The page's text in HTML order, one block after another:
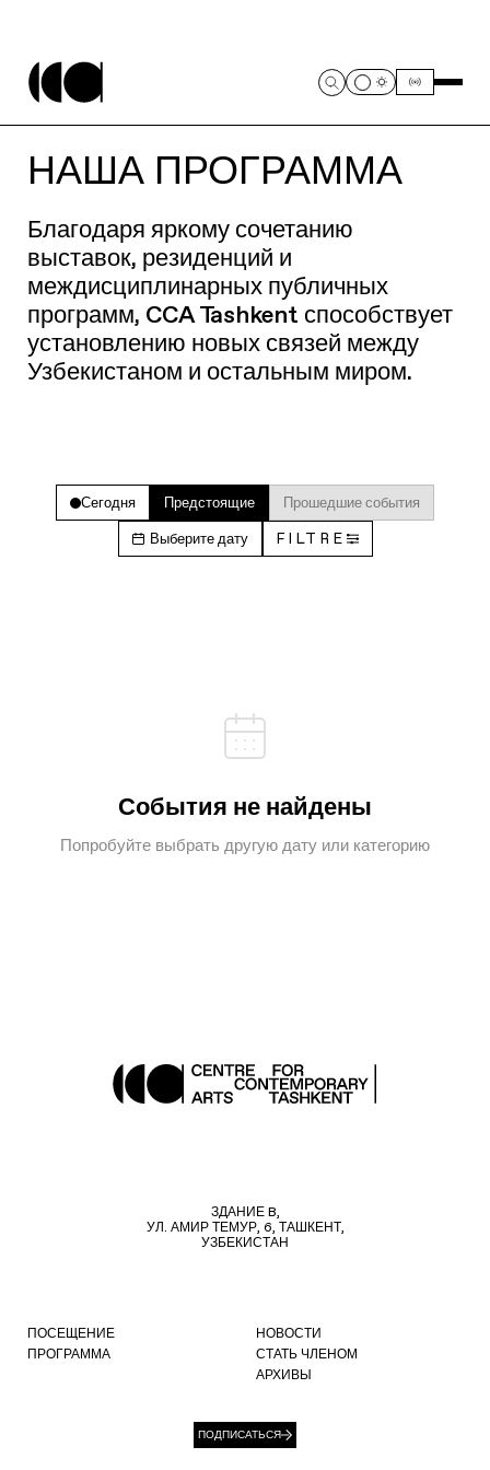
НАША ПРОГРАММА
Благодаря яркому сочетанию
выставок, резиденций и
междисциплинарных публичных
программ, CCA Tashkent способствует
установлению новых связей между
Узбекистаном и остальным миром.
Сегодня Предстоящие Прошедшие события
Выберите дату FILTRE
События не найдены
Попробуйте выбрать другую дату или категорию
ЗДАНИЕ B,
УЛ. АМИР ТЕМУР, 6, ТАШКЕНТ,
УЗБЕКИСТАН
ПОСЕЩЕНИЕ
ПРОГРАММА
НОВОСТИ
СТАТЬ ЧЛЕНОМ
АРХИВЫ
ПОДПИСАТЬСЯ